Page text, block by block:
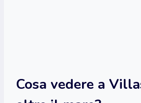
Cosa vedere a